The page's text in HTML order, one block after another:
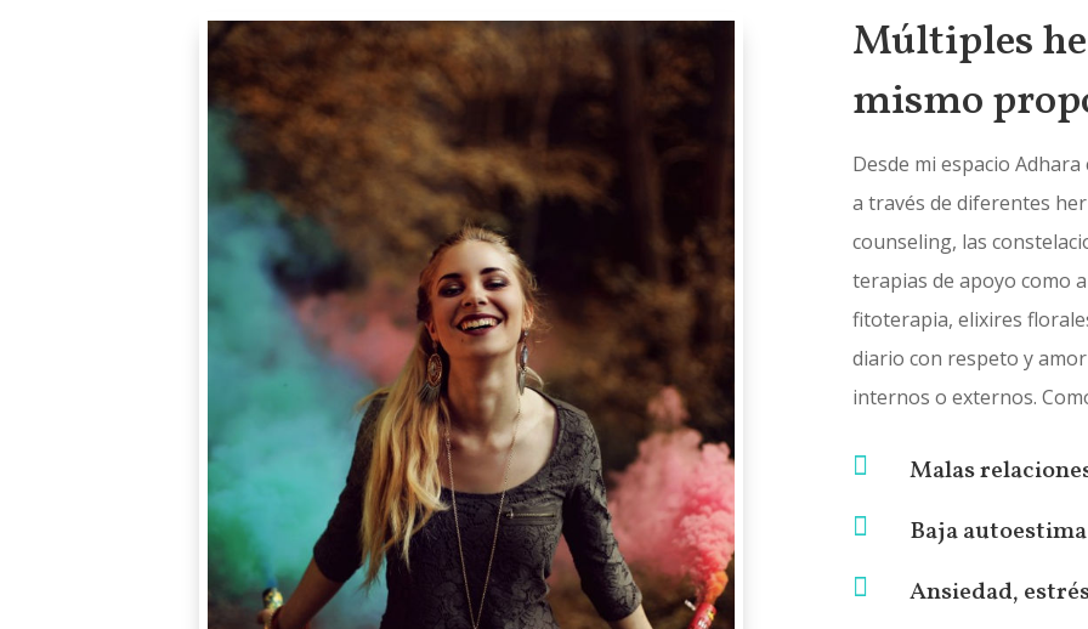
Múltiples
mismo
Desde mi espacio
a través de diferentes
counseling, las
terapias de apoyo como
fitoterapia, elixires
diario con respeto y
internos o externos.
 Malas
 Baja autoestima
 Ansiedad,